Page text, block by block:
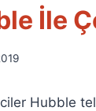
İle
Hubble